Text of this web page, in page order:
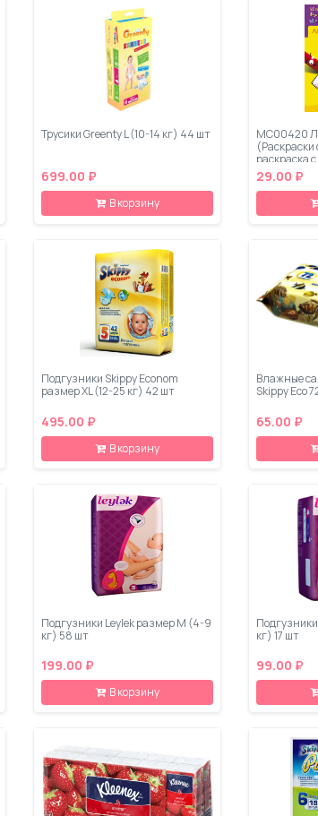
Трусики Greenty L (10-14 кг) 44 шт
699.00 ₽
В корзину
МС00420
раскраска
29.00 ₽
Подгузники Skippy Econom
размер XL (12-25 кг) 42 шт
495.00 ₽
В корзину
Влажные
Skippy Eco
65.00 ₽
Подгузники Leylеk размер M (4-9
кг) 58 шт
199.00 ₽
В корзину
кг) 17 шт
99.00 ₽